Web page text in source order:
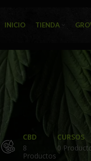
INICIO TIENDA
CBD
8
Productos
CURSOS
0